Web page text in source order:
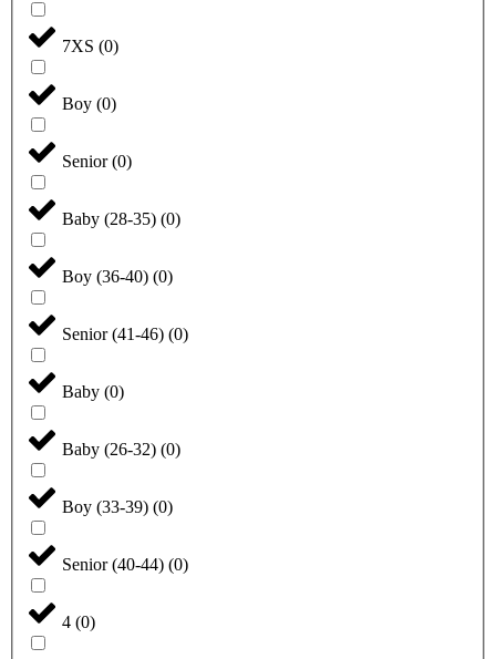
7XS (0)
Boy (0)
Senior (0)
Baby (28-35) (0)
Boy (36-40) (0)
Senior (41-46) (0)
Baby (0)
Baby (26-32) (0)
Boy (33-39) (0)
Senior (40-44) (0)
4 (0)